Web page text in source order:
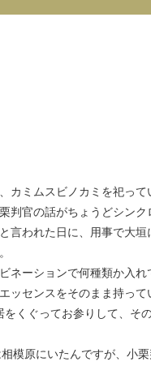
カミムスビノカミを祀って
判官の話がちょうどシンク
言われた日に、用事で大垣
ネーションで何種類か入れ
ッセンスをそのまま持って
くぐってお参りして、そ
模原にいたんですが、小